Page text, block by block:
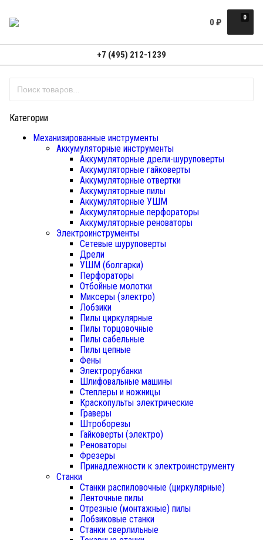
0
0 ₽
+7 (495) 212-1239
Категории
Механизированные инструменты
Аккумуляторные инструменты
Аккумуляторные дрели-шуруповерты
Аккумуляторные гайковерты
Аккумуляторные отвертки
Аккумуляторные пилы
Аккумуляторные УШМ
Аккумуляторные перфораторы
Аккумуляторные реноваторы
Электроинструменты
Сетевые шуруповерты
Дрели
УШМ (болгарки)
Перфораторы
Отбойные молотки
Миксеры (электро)
Лобзики
Пилы циркулярные
Пилы торцовочные
Пилы сабельные
Пилы цепные
Фены
Электрорубанки
Шлифовальные машины
Степлеры и ножницы
Краскопульты электрические
Граверы
Штроборезы
Гайковерты (электро)
Реноваторы
Фрезеры
Принадлежности к электроинструменту
Станки
Станки распиловочные (циркулярные)
Ленточные пилы
Отрезные (монтажные) пилы
Лобзиковые станки
Станки сверлильные